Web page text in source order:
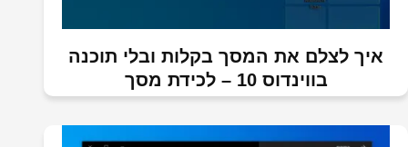
איך לצלם את המסך בקלות ובלי תוכנה
בווינדוס 10 – לכידת מסך